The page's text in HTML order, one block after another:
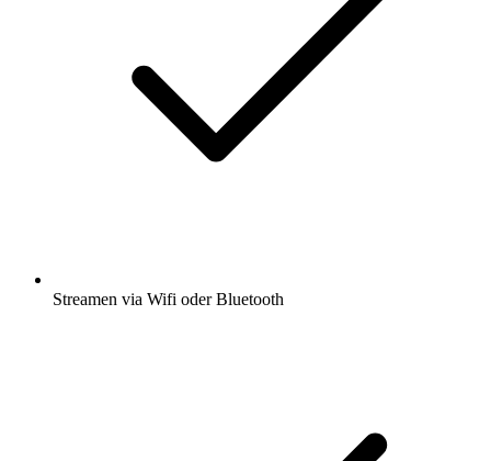
Streamen via Wifi oder Bluetooth